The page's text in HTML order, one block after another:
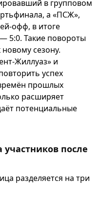
в групповом
а «ПСЖ»,
офф, в итоге
5:0. Такие повороты
сезону.
Жиллуаз» и
успех
прошлых
расширяет
потенциальные
участников после
разделяется на три